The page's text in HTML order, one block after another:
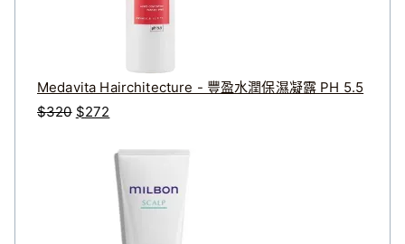
Medavita Hairchitecture - 豐盈水潤保濕凝露 PH 5.5
$320 原
$272
價
格
：